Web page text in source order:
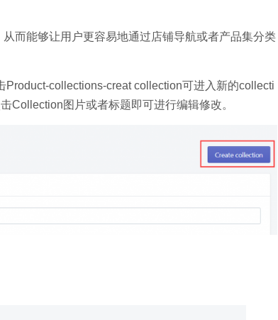
而能够让用户更容易地通过店铺导航或者产品集分类
Product-collections-creat collection可进入新的collecti
Collection图片或者标题即可进行编辑修改。